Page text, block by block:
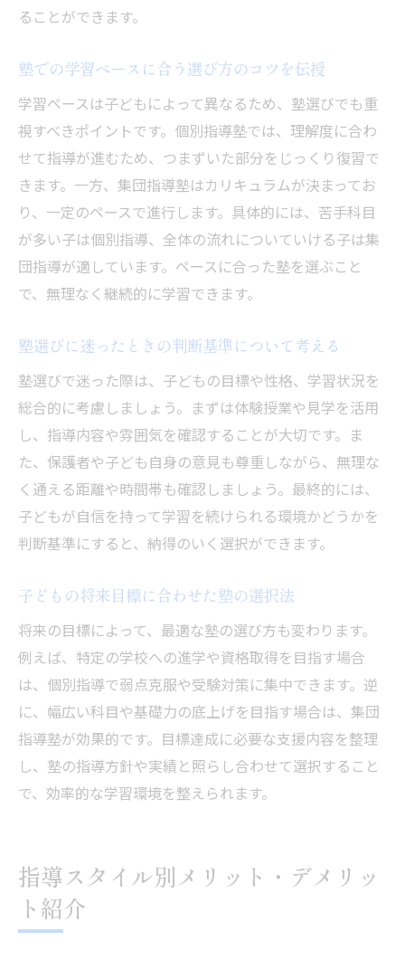
ることができます。
塾での学習ペースに合う選び方のコツを伝授
学習ペースは子どもによって異なるため、塾選びでも重
視すべきポイントです。個別指導塾では、理解度に合わ
せて指導が進むため、つまずいた部分をじっくり復習で
きます。一方、集団指導塾はカリキュラムが決まってお
り、一定のペースで進行します。具体的には、苦手科目
が多い子は個別指導、全体の流れについていける子は集
団指導が適しています。ペースに合った塾を選ぶこと
で、無理なく継続的に学習できます。
塾選びに迷ったときの判断基準について考える
塾選びで迷った際は、子どもの目標や性格、学習状況を
総合的に考慮しましょう。まずは体験授業や見学を活用
し、指導内容や雰囲気を確認することが大切です。ま
た、保護者や子ども自身の意見も尊重しながら、無理な
く通える距離や時間帯も確認しましょう。最終的には、
子どもが自信を持って学習を続けられる環境かどうかを
判断基準にすると、納得のいく選択ができます。
子どもの将来目標に合わせた塾の選択法
将来の目標によって、最適な塾の選び方も変わります。
例えば、特定の学校への進学や資格取得を目指す場合
は、個別指導で弱点克服や受験対策に集中できます。逆
に、幅広い科目や基礎力の底上げを目指す場合は、集団
指導塾が効果的です。目標達成に必要な支援内容を整理
し、塾の指導方針や実績と照らし合わせて選択すること
で、効率的な学習環境を整えられます。
指導スタイル別メリット・デメリッ
ト紹介